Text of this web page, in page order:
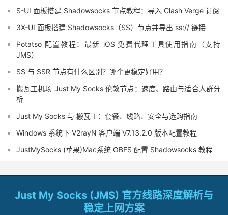
S-UI 面板搭建 Shadowsocks 节点教程：导入 Clash Verge 订阅
3X-UI 面板搭建 Shadowsocks（SS）节点并导出 ss:// 链接
Potatso 配置教程：最新 iOS 免费代理工具使用指南（支持
JMS）
SS 与 SSR 节点有什么区别？哪个更稳定好用？
搬瓦工机场 Just My Socks 伦敦节点：速度、路由与适合人群分
析
Just My Socks 与 搬瓦工：套餐、线路、安全与选购指南
Windows 系统下 V2rayN 客户端 V7.13.2.0 版本配置教程
JustMySocks (苹果)Mac系统 OBFS 配置 Shadowsocks 教程
Just My Socks (JMS) 官方线路深度解析与
稳定上网方案